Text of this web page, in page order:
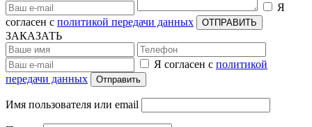
Я
согласен с политикой передачи данных ОТПРАВИТЬ
ЗАКАЗАТЬ
Я согласен с политикой
передачи данных
Отправить
Имя пользователя или email